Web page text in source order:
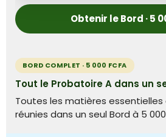
Obtenir le Bord · 5
BORD COMPLET · 5 000 FCFA
Tout le Probatoire A dans un
Toutes les matières essentielles
réunies dans un seul Bord à 5 000